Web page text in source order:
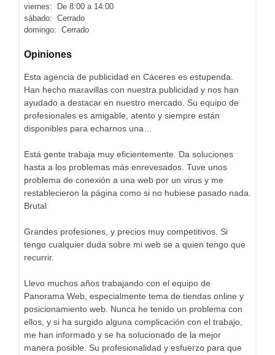
viernes: De 8:00 a 14:00
sábado: Cerrado
domingo: Cerrado
Opiniones
Esta agencia de publicidad en Cáceres es estupenda.
Han hecho maravillas con nuestra publicidad y nos han
ayudado a destacar en nuestro mercado. Su equipo de
profesionales es amigable, atento y siempre están
disponibles para echarnos una…
Está gente trabaja muy eficientemente. Da soluciones
hasta a los problemas más enrevesados. Tuve unos
problema de conexión a una web por un virus y me
restablecieron la página como si no hubiese pasado nada.
Brutal
Grandes profesiones, y precios muy competitivos. Si
tengo cualquier duda sobre mi web se a quien tengo que
recurrir.
Llevo muchos años trabajando con el equipo de
Panorama Web, especialmente tema de tiendas online y
posicionamiento web. Nunca he tenido un problema con
ellos, y si ha surgido alguna complicación con el trabajo,
me han informado y se ha solucionado de la mejor
manera posible. Su profesionalidad y esfuerzo para que